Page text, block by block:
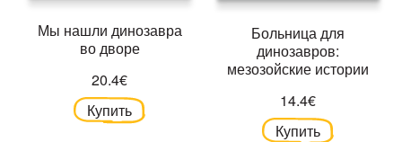
Мы нашли динозавра
во дворе
20.4€
Купить
Больница для
динозавров:
мезозойские истории
14.4€
Купить